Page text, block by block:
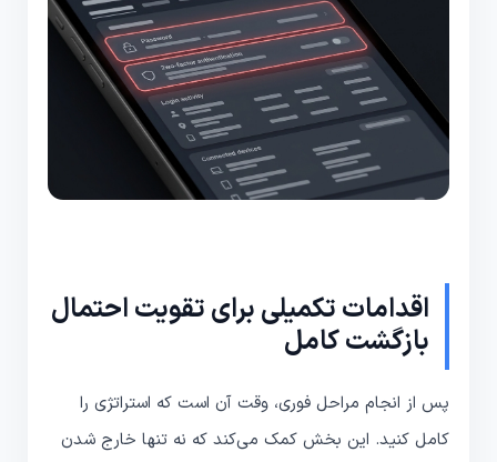
اقدامات تکمیلی برای تقویت احتمال
بازگشت کامل
پس از انجام مراحل فوری، وقت آن است که استراتژی را
کامل کنید. این بخش کمک می‌کند که نه تنها خارج شدن